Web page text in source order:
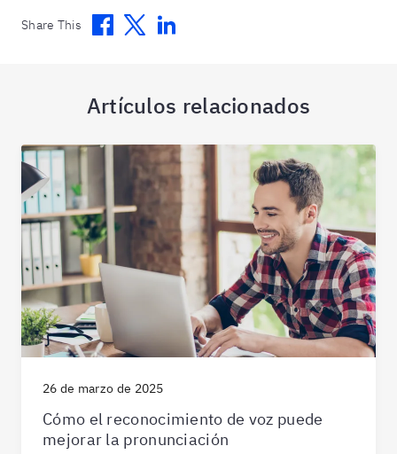
Share This Facebook
TwitterLinkedin
Artículos relacionados
26 de marzo de 2025
Cómo el reconocimiento de voz puede
mejorar la pronunciación